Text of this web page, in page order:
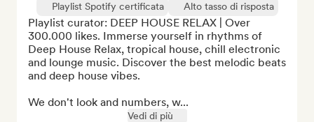
Playlist Spotify certificata
Alto tasso di risposta
Playlist curator: DEEP HOUSE RELAX | Over
300.000 likes. Immerse yourself in rhythms of
Deep House Relax, tropical house, chill electronic
and lounge music. Discover the best melodic beats
and deep house vibes.
We don't look and numbers, w...
Vedi di più